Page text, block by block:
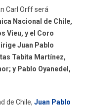
Carl Orff será
Nacional de Chile,
Vieu, y el Coro
Juan Pablo
Tabita Martínez,
y Pablo Oyanedel,
de Chile, Juan Pablo